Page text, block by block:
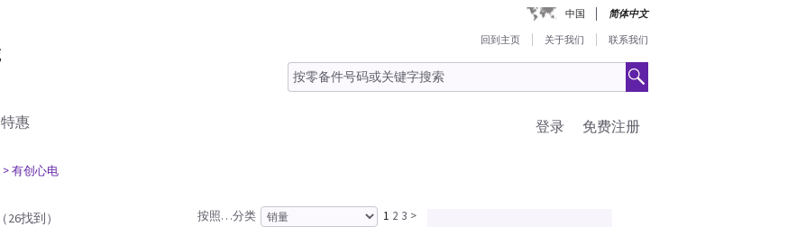
中国 简体中文
回到主页 关于我们 联系我们
特惠 免费注册
登录
> 有创心电
（26找到） 按照…分类 1 2 3 >